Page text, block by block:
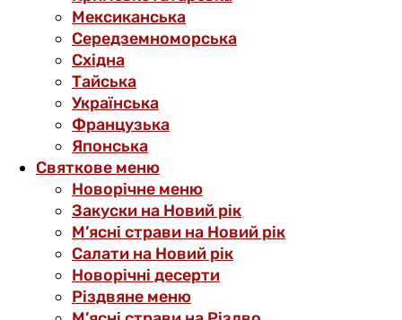
Мексиканська
Середземноморська
Східна
Тайська
Українська
Французька
Японська
Святкове меню
Новорічне меню
Закуски на Новий рік
М’ясні страви на Новий рік
Салати на Новий рік
Новорічні десерти
Різдвяне меню